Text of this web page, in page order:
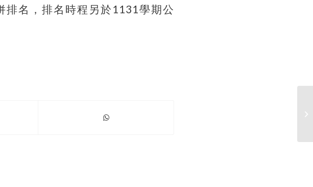
名，排名時程另於1131學期公